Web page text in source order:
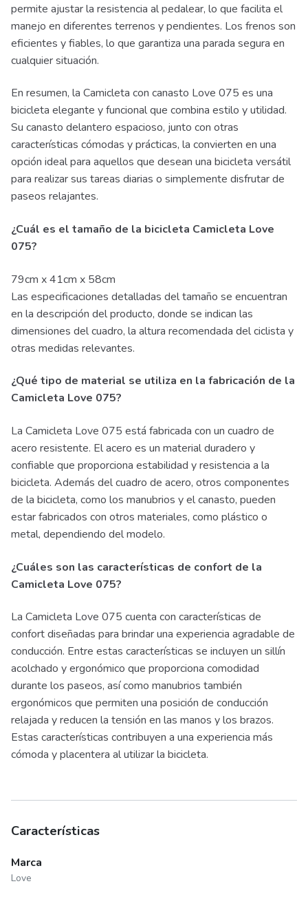
permite ajustar la resistencia al pedalear, lo que facilita el
manejo en diferentes terrenos y pendientes. Los frenos son
eficientes y fiables, lo que garantiza una parada segura en
cualquier situación.
En resumen, la Camicleta con canasto Love 075 es una
bicicleta elegante y funcional que combina estilo y utilidad.
Su canasto delantero espacioso, junto con otras
características cómodas y prácticas, la convierten en una
opción ideal para aquellos que desean una bicicleta versátil
para realizar sus tareas diarias o simplemente disfrutar de
paseos relajantes.
¿Cuál es el tamaño de la bicicleta Camicleta Love
075?
79cm x 41cm x 58cm
Las especificaciones detalladas del tamaño se encuentran
en la descripción del producto, donde se indican las
dimensiones del cuadro, la altura recomendada del ciclista y
otras medidas relevantes.
¿Qué tipo de material se utiliza en la fabricación de la
Camicleta Love 075?
La Camicleta Love 075 está fabricada con un cuadro de
acero resistente. El acero es un material duradero y
confiable que proporciona estabilidad y resistencia a la
bicicleta. Además del cuadro de acero, otros componentes
de la bicicleta, como los manubrios y el canasto, pueden
estar fabricados con otros materiales, como plástico o
metal, dependiendo del modelo.
¿Cuáles son las características de confort de la
Camicleta Love 075?
La Camicleta Love 075 cuenta con características de
confort diseñadas para brindar una experiencia agradable de
conducción. Entre estas características se incluyen un sillín
acolchado y ergonómico que proporciona comodidad
durante los paseos, así como manubrios también
ergonómicos que permiten una posición de conducción
relajada y reducen la tensión en las manos y los brazos.
Estas características contribuyen a una experiencia más
cómoda y placentera al utilizar la bicicleta.
Características
Marca
Love